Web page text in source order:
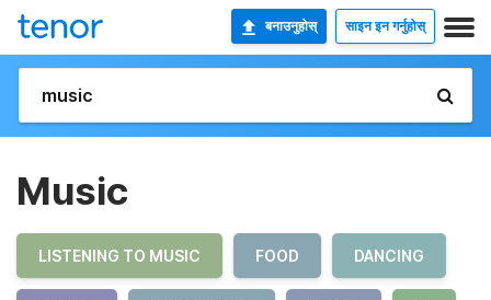
बनाउनुहोस् साइन इन गर्नुहोस्
Music
LISTENING TO MUSIC FOOD DANCING